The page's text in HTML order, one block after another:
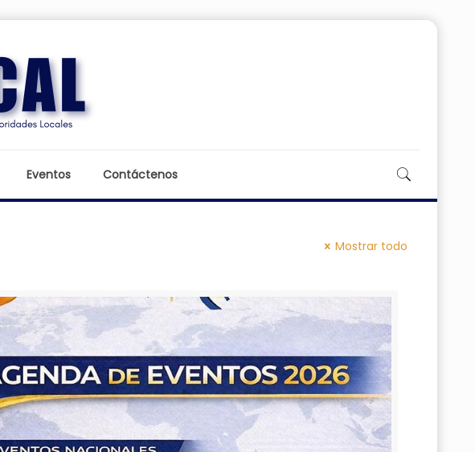
Eventos Contáctenos
Mostrar todo